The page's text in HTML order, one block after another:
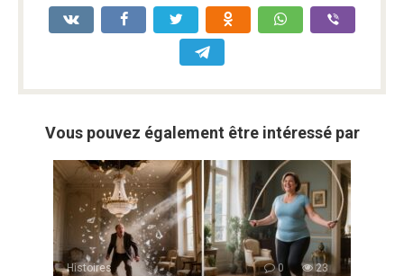
Vous pouvez également être intéressé par
Histoires 0 23